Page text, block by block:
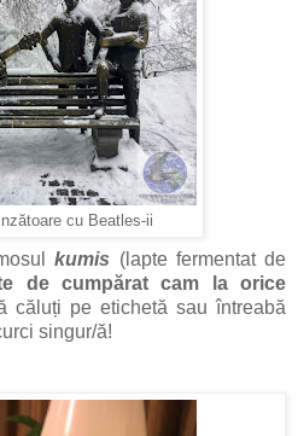
cu Beatles-ii
kumis (lapte fermentat de
de cumpărat cam la orice
căluți pe etichetă sau întreabă
singur/ă!